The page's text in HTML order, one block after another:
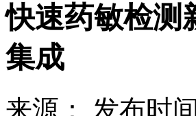
快速药敏检测
集成
来源： 发布时